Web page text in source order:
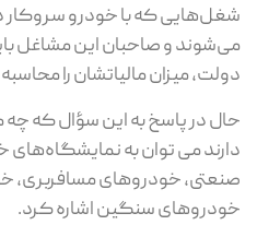
شغل‌هایی که با خودرو سروکار
می‌شوند و صاحبان این مشاغل
دولت، میزان مالیاتشان را
حال در پاسخ به این سؤال که چه
دارند می توان به نمایشگاه‌های
صنعتی، خودروهای مسافربری،
خودروهای سنگین اشاره کرد.